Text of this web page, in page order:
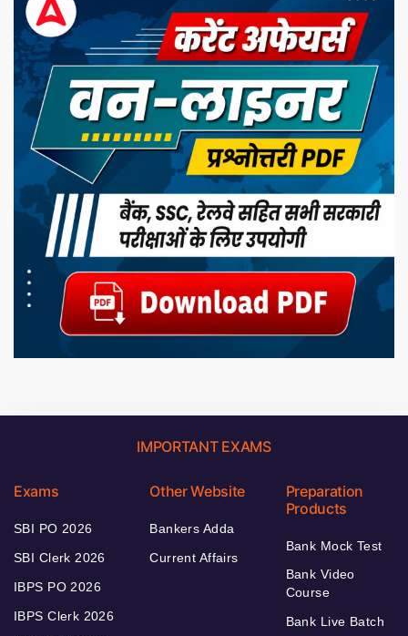
IMPORTANT EXAMS
Exams
SBI PO 2026
SBI Clerk 2026
IBPS PO 2026
IBPS Clerk 2026
Other Website
Bankers Adda
Current Affairs
Preparation
Products
Bank Mock Test
Bank Video
Course
Bank Live Batch